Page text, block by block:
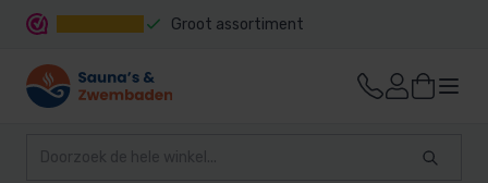
Groot assortiment